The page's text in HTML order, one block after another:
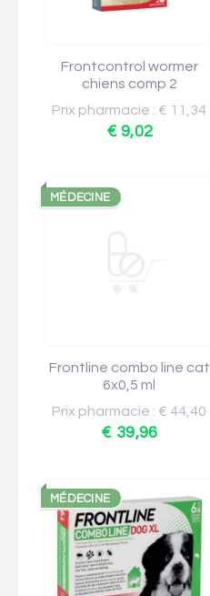
Frontcontrol wormer
chiens comp 2
Prix pharmacie : € 11,34
€ 9,02
MÉDECINE
Frontline combo line cat
6x0,5 ml
Prix pharmacie : € 44,40
€ 39,96
MÉDECINE